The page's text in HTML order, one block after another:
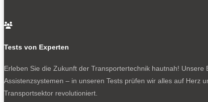

Tests von Experten
Erleben Sie die Zukunft der Transportertechnik hautnah!
Assistenzsystemen – in unseren Tests prüfen wir alles auf Herz
Transportsektor revolutioniert.